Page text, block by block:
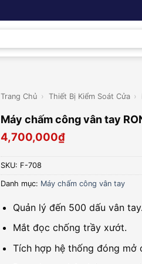
Trang Chủ › Thiết Bị Kiểm Soát Cửa ›
Máy chấm công vân tay
4,700,000₫
SKU: F-708
Danh mục: Máy chấm công vân tay
Quản lý đến 500 dấu vân tay.
Mắt đọc chống trầy xướt.
Tích hợp hệ thống đóng mở